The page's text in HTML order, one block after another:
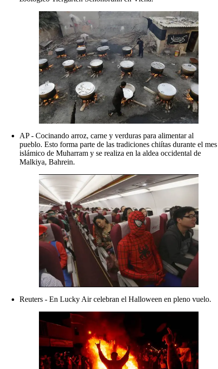
AP - Cocinando arroz, carne y verduras para alimentar al
pueblo. Esto forma parte de las tradiciones chiítas durante el mes
islámico de Muharram y se realiza en la aldea occidental de
Malkiya, Bahrein.
Reuters - En Lucky Air celebran el Halloween en pleno vuelo.